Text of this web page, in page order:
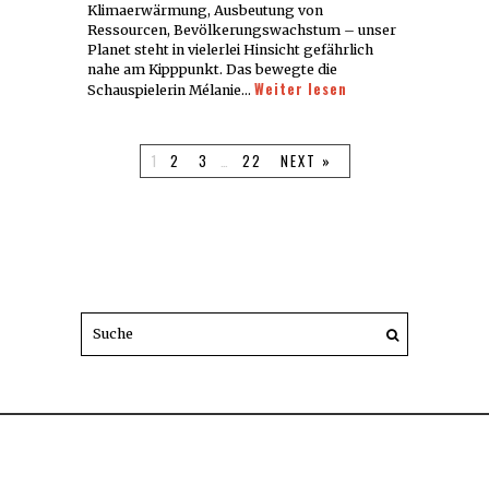
Klimaerwärmung, Ausbeutung von
Ressourcen, Bevölkerungswachstum – unser
Planet steht in vielerlei Hinsicht gefährlich
nahe am Kipppunkt. Das bewegte die
Schauspielerin Mélanie… Weiter lesen
1 2 3 22 NEXT »